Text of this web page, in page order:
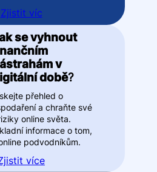
Zjistit víc
se vyhnout
v
době?
přehled o
a chraňte své
online světa.
informace o tom,
podvodníkům.
více